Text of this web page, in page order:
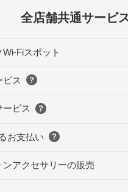
全店舗共通サービ
Fiスポット
ビス
ービス
お支払い
ンアクセサリーの販売